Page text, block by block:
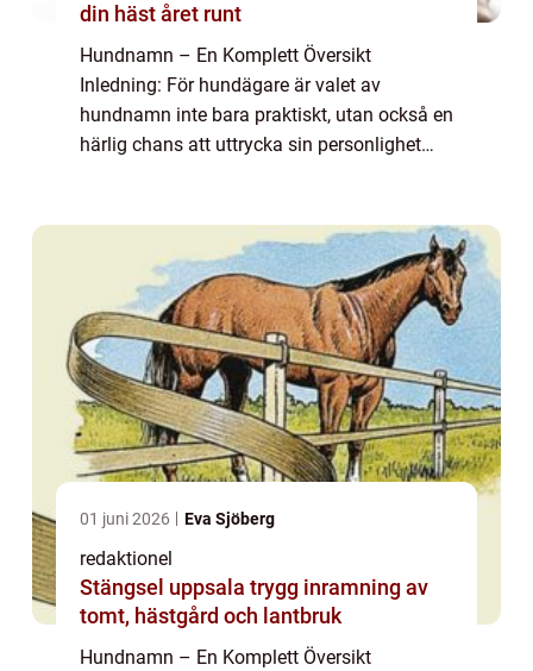
din häst året runt
Hundnamn – En Komplett Översikt
Inledning: För hundägare är valet av
hundnamn inte bara praktiskt, utan också en
härlig chans att uttrycka sin personlighet
01 juni 2026 Eva Sjöberg
redaktionel
Stängsel uppsala trygg inramning av
tomt, hästgård och lantbruk
Hundnamn – En Komplett Översikt